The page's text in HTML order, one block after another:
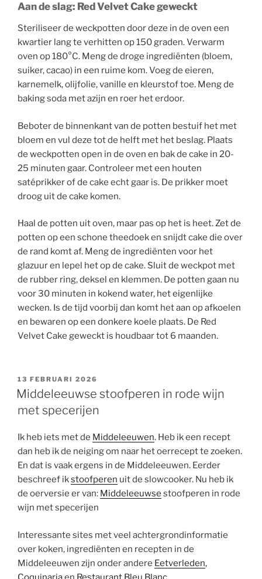
Aan de slag: Red Velvet Cake geweckt
Steriliseer de weckpotten door deze in de oven een
kwartier lang te verhitten op 150 graden. Verwarm
oven op 180°C. Meng de droge ingrediënten (bloem,
suiker, cacao) in een ruime kom. Voeg de eieren,
karnemelk, olijfolie, vanille en kleurstof toe. Meng de
baking soda met azijn en roer het erdoor.
Beboter de binnenkant van de potten bestuif het met
bloem en vul deze tot de helft met het beslag. Plaats
de weckpotten open in de oven en bak de cake in 20-
25 minuten gaar. Controleer met een houten
satéprikker of de cake echt gaar is. De prikker moet
droog uit de cake komen.
Haal de potten uit oven, maar pas op het is heet. Zet de
potten op een schone theedoek en snijdt cake die over
de rand komt af. Meng de ingrediënten voor het
glazuur en lepel het op de cake. Sluit de weckpot met
de rubber ring, deksel en klemmen. De potten gaan nu
voor 30 minuten in kokend water, het eigenlijke
wecken. Is de tijd voorbij dan komt het aan op afkoelen
en bewaren op een donkere koele plaats. De Red
Velvet Cake geweckt is houdbaar tot 6 maanden.
GEPLAATST
OP
13 FEBRUARI 2026
Middeleeuwse stoofperen in rode wijn
met specerijen
Ik heb iets met de Middeleeuwen. Heb ik een recept
dan heb ik de neiging om naar het oerrecept te zoeken.
En dat is vaak ergens in de Middeleeuwen. Eerder
beschreef ikstoofperen uit de slowcooker. Nu heb ik
de oerversie er van: Middeleeuwse stoofperen in rode
wijn met specerijen
Interessante sites met veel achtergrondinformatie
over koken, ingrediënten en recepten in de
Middeleeuwen zijn onder andere Eetverleden,